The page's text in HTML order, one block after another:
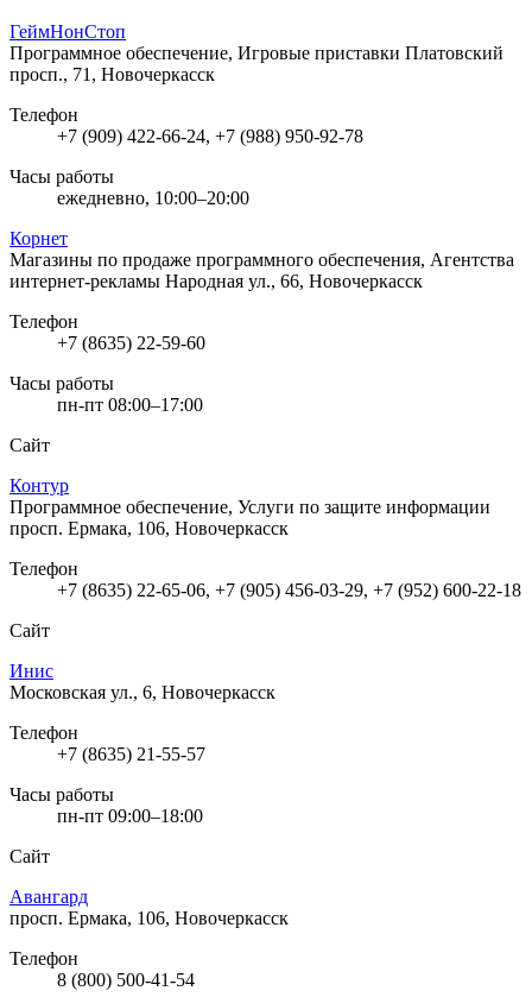
ГеймНонСтоп
Программное обеспечение, Игровые приставки Платовский
просп., 71, Новочеркасск
Телефон
+7 (909) 422-66-24, +7 (988) 950-92-78
Часы работы
ежедневно, 10:00–20:00
Корнет
Магазины по продаже программного обеспечения, Агентства
интернет-рекламы Народная ул., 66, Новочеркасск
Телефон
+7 (8635) 22-59-60
Часы работы
пн-пт 08:00–17:00
Сайт
Контур
Программное обеспечение, Услуги по защите информации
просп. Ермака, 106, Новочеркасск
Телефон
+7 (8635) 22-65-06, +7 (905) 456-03-29, +7 (952) 600-22-18
Сайт
Инис
Московская ул., 6, Новочеркасск
Телефон
+7 (8635) 21-55-57
Часы работы
пн-пт 09:00–18:00
Сайт
Авангард
просп. Ермака, 106, Новочеркасск
Телефон
8 (800) 500-41-54